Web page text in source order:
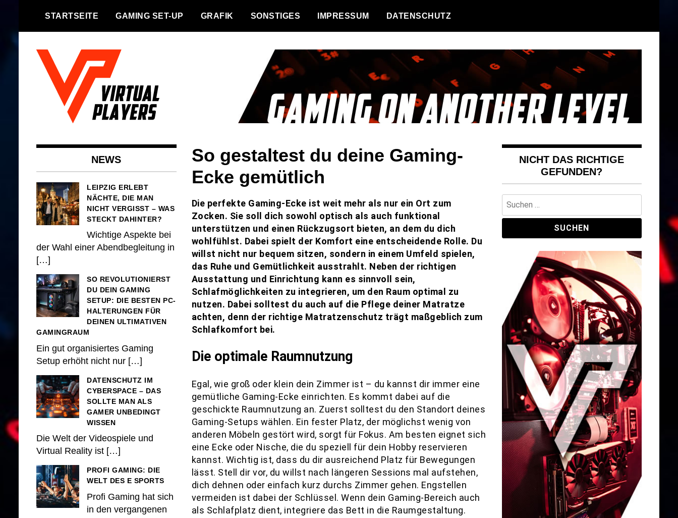
content
STARTSEITE GAMING SET-UP GRAFIK SONSTIGES IMPRESSUM DATENSCHUTZ
Virtual Players
So gestaltest du deine Gaming-
Ecke gemütlich
Die perfekte Gaming-Ecke ist weit mehr als nur ein Ort zum
Zocken. Sie soll dich sowohl optisch als auch funktional
unterstützen und einen Rückzugsort bieten, an dem du dich
wohlfühlst. Dabei spielt der Komfort eine entscheidende Rolle. Du
willst nicht nur bequem sitzen, sondern in einem Umfeld spielen,
das Ruhe und Gemütlichkeit ausstrahlt. Neben der richtigen
Ausstattung und Einrichtung kann es sinnvoll sein,
Schlafmöglichkeiten zu integrieren, um den Raum optimal zu
nutzen. Dabei solltest du auch auf die Pflege deiner Matratze
achten, denn der richtige Matratzenschutz trägt maßgeblich zum
Schlafkomfort bei.
Die optimale Raumnutzung
Egal, wie groß oder klein dein Zimmer ist – du kannst dir immer eine
gemütliche Gaming-Ecke einrichten. Es kommt dabei auf die
geschickte Raumnutzung an. Zuerst solltest du den Standort deines
Gaming-Setups wählen. Ein fester Platz, der möglichst wenig von
anderen Möbeln gestört wird, sorgt für Fokus. Am besten eignet sich
eine Ecke oder Nische, die du speziell für dein Hobby reservieren
kannst. Wichtig ist, dass du dir ausreichend Platz für Bewegungen
lässt. Stell dir vor, du willst nach längeren Sessions mal aufstehen,
dich dehnen oder einfach kurz durchs Zimmer gehen. Engstellen
vermeiden ist dabei der Schlüssel. Wenn dein Gaming-Bereich auch
als Schlafplatz dient, integriere das Bett in die Raumgestaltung.
NEWS
LEIPZIG ERLEBT
NÄCHTE, DIE MAN
NICHT VERGISST – WAS
STECKT DAHINTER?
Wichtige Aspekte bei
der Wahl einer Abendbegleitung in
[…]
SO REVOLUTIONIERST
DU DEIN GAMING
SETUP: DIE BESTEN PC-
HALTERUNGEN FÜR
DEINEN ULTIMATIVEN
GAMINGRAUM
Ein gut organisiertes Gaming
Setup erhöht nicht nur […]
DATENSCHUTZ IM
CYBERSPACE – DAS
SOLLTE MAN ALS
GAMER UNBEDINGT
WISSEN
Die Welt der Videospiele und
Virtual Reality ist […]
PROFI GAMING: DIE
WELT DES E SPORTS
Profi Gaming hat sich
in den vergangenen
NICHT DAS RICHTIGE
GEFUNDEN?
Suchen
nach: